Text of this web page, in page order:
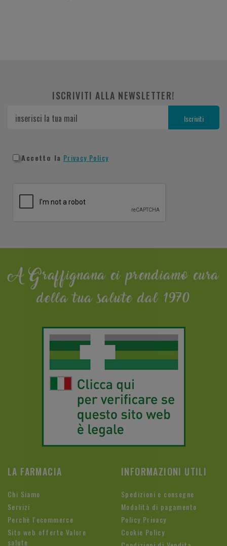
ISCRIVITI ALLA NEWSLETTER!
Accetto la Privacy Policy
A Graffignana ci prendiamo cura
della tua salute dal 1970
LA FARMACIA
Chi Siamo
Servizi
Perchè l'ecommerce
Sito web offerte Valore
salute
INFORMAZIONI UTILI
Spedizioni e consegne
Modalità di pagamento
Policy Privacy
Cookie Policy